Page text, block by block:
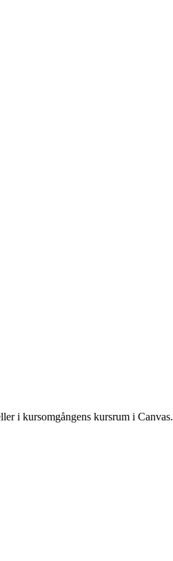
i kursomgångens kursrum i Canvas.